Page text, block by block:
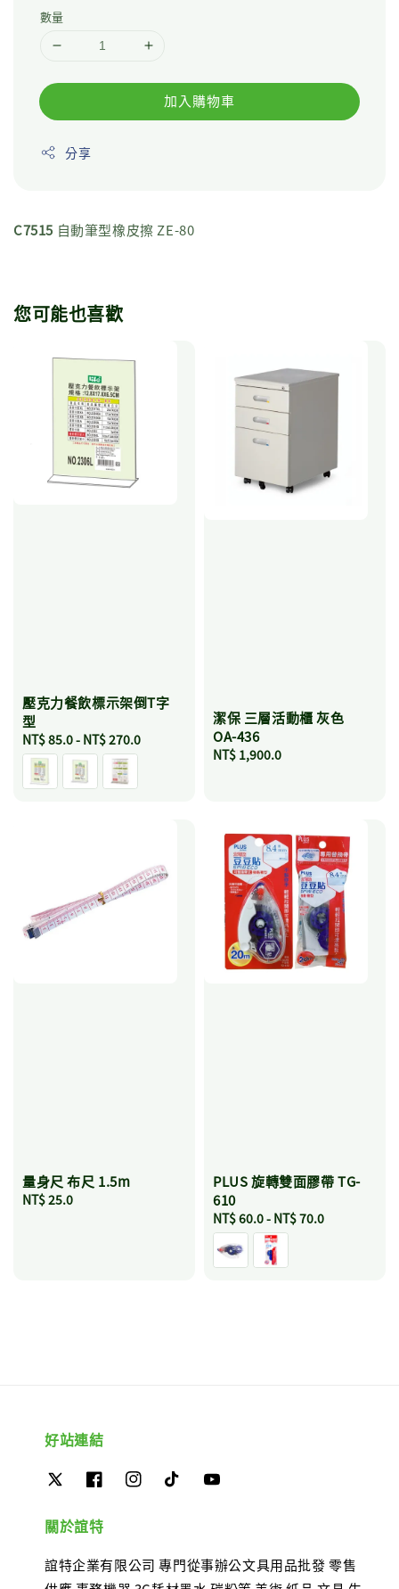
數量
加入購物車
分享
C7515 自動筆型橡皮擦 ZE-80
您可能也喜歡
壓克力餐飲標示架倒T字
型
Regular
price
NT$ 85.0- NT$ 270.0
潔保 三層活動櫃 灰色
OA-436
Regular
NT$ 1,900.0
量身尺 布尺 1.5m
Regular
NT$ 25.0
PLUS 旋轉雙面膠帶 TG-
610
Regular
price
NT$ 60.0- NT$ 70.0
好站連結
關於誼特
誼特企業有限公司 專門從事辦公文具用品批發 零售